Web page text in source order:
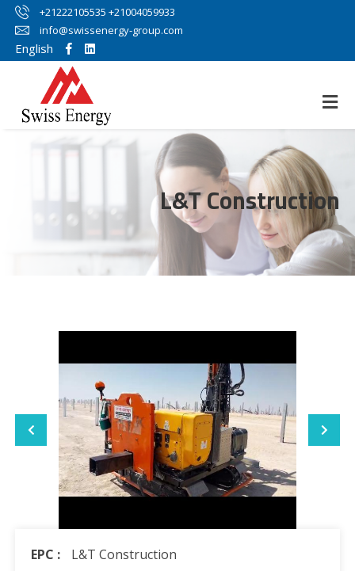
+21222105535 +21004059933
info@swissenergy-group.com
English
L&T Construction
EPC :
L&T Construction